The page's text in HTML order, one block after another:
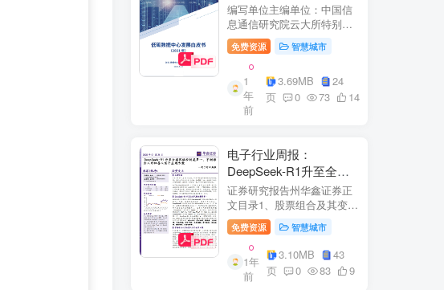
编写单位主编单位：中国信
息通信研究院云大所特别鸣
谢：百度、阿里巴巴、腾
讯、中金数据、秦准数据、
万国数据、河北省凤凰谷零
碳发展研究院、绿色和平等
单位的大力支持。
免费资源 智慧城市
1
年
前
3.69MB
24
页
0 73 14
电子行业周报：
DeepSeek-R1升至全球
风格控制类第一，宇树推
出人形机器人首个应用方
案
证券研究报告州华鑫证券正
文目录1、股票组合及其变
化.51.1、本周重点推荐及推
荐组...51.2、海外龙头一
览。62、周度行情分析及展
望.…82.1、周涨幅排行…
2.2、行业重点公司估值水平
免费资源 智慧城市
1年
前
3.10MB
43
页
0 83 9